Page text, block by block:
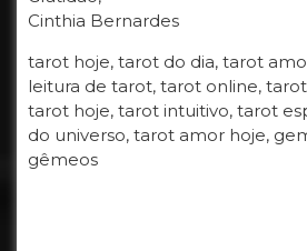
Cinthia Bernardes
tarot hoje, tarot do dia, tarot
leitura de tarot, tarot online,
tarot hoje, tarot intuitivo, tarot
do universo, tarot amor hoje,
gêmeos